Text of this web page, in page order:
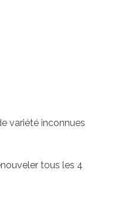
variété inconnues
tous les 4